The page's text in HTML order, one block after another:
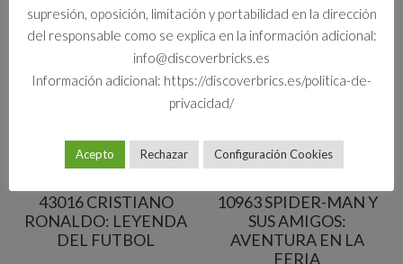
43016 CRISTIANO
RONALDO: LEYENDA
DEL FUTBOL
10963 SPIDER-MAN Y
SUS AMIGOS:
AVENTURA EN LA
FERIA
supresión, oposición, limitación y portabilidad en la dirección
del responsable como se explica en la información adicional:
info@discoverbricks.es
Información adicional: https://discoverbrics.es/politica-de-
privacidad/
Acepto Rechazar Configuración Cookies